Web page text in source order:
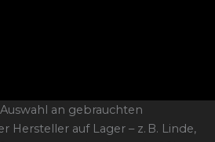
an gebrauchten
Hersteller auf Lager – z. B. Linde,